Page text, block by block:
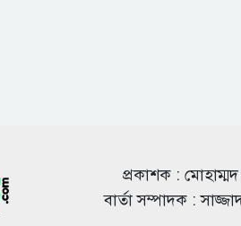
প্রকাশক :
বার্তা সম্পাদক :